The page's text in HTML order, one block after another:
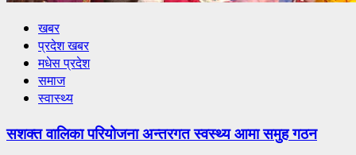
खबर
प्रदेश खबर
मधेस प्रदेश
समाज
स्वास्थ्य
सशक्त वालिका परियोजना अन्तरगत स्वस्थ्य आमा समुह गठन